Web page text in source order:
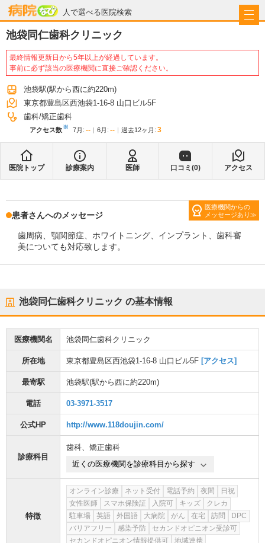
人で選べる医院検索
病院なび
池袋同仁歯科クリニック
最終情報更新日から5年以上が経過しています。
事前に必ず該当の医療機関に直接ご確認ください。
池袋駅(駅から西に約220m)
東京都豊島区西池袋1-16-8 山口ビル5F
歯科 矯正歯科
アクセス数※ 7月 : -- 6月 : -- 過去12ヶ月: 3
医院トップ 診療案内 医師 口コミ(0) アクセス
医療機関からの
メッセージあり
患者さんへのメッセージ
歯周病、顎関節症、ホワイトニング、インプラント、歯科審
美についても対応致します。
池袋同仁歯科クリニック の基本情報
医療機関名 池袋同仁歯科クリニック
所在地 東京都豊島区西池袋1-16-8 山口ビル5F [アクセス]
最寄駅 池袋駅(駅から西に約220m)
電話 03-3971-3517
公式HP http://www.118doujin.com/
診療科目
歯科、 矯正歯科
近くの医療機関を診療科目から探す
特徴
オンライン診療 ネット受付 電話予約 夜間
日祝
女性医師
スマホ保険証 入院可 キッズ
クレカ
駐車場
英語 外国語 大病院 がん 在宅 訪問
DPC
バリアフリー
感染予防
セカンドオピニオン受診可
セカンドオピニオン情報提供可
地域連携